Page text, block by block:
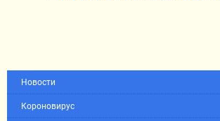
Новости
Короновирус